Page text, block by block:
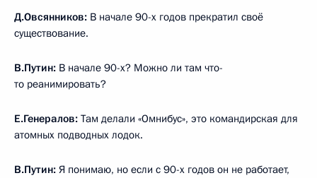
Д.Овсянников: В начале 90-х годов прекратил своё
существование.
В.Путин: В начале 90-х? Можно ли там что-
то реанимировать?
Е.Генералов: Там делали «Омнибус», это командирская для
атомных подводных лодок.
В.Путин: Я понимаю, но если с 90-х годов он не работает,